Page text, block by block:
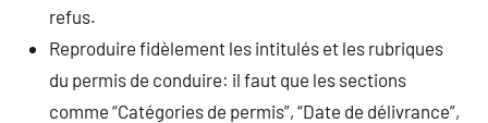
refus.
Reproduire fidèlement les intitulés et les rubriques
du permis de conduire: il faut que les sections
comme “Catégories de permis”, “Date de délivrance”,